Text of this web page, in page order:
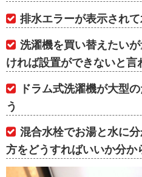
排水エラーが表示され
洗濯機を買い替えたい
ければ設置ができないと言
ドラム式洗濯機が大型
う
混合水栓でお湯と水に
方をどうすればいいか分か